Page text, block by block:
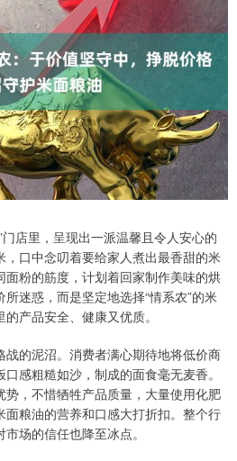
店里，呈现出一派温馨且令人安心的
口中念叨着要给家人煮出最香甜的米
粉的筋度，计划着回家制作美味的烘
迷惑，而是坚定地选择“情系农”的米
产品安全、健康又优质。
战的泥沼。消费者满心期待地将低价商
感粗糙如沙，制成的面食毫无麦香。
，不惜牺牲产品质量，大量使用化肥
粮油的营养和口感大打折扣。整个行
场的信任也降至冰点。